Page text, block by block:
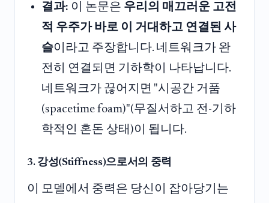
결과: 이 논문은 우리의 매끄러운 고전
적 우주가 바로 이 거대하고 연결된 사
슬이라고 주장합니다. 네트워크가 완
전히 연결되면 기하학이 나타납니다.
네트워크가 끊어지면 "시공간 거품
(spacetime foam)"(무질서하고 전-기하
학적인 혼돈 상태)이 됩니다.
3. 강성(Stiffness)으로서의 중력
이 모델에서 중력은 당신이 잡아당기는